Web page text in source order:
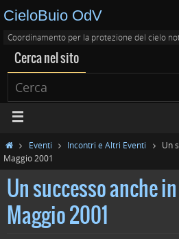
CieloBuio OdV
Coordinamento per la protezione del cielo
Cerca nel sito
Eventi Incontri e Altri Eventi
Un
Maggio 2001
Un successo anche in
Maggio 2001